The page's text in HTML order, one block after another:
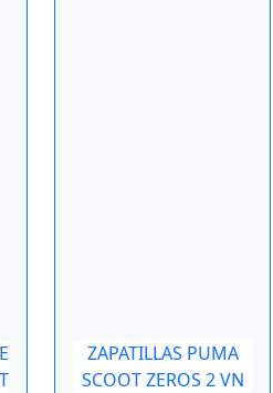
ZAPATILLAS PUMA
SCOOT ZEROS 2 VN